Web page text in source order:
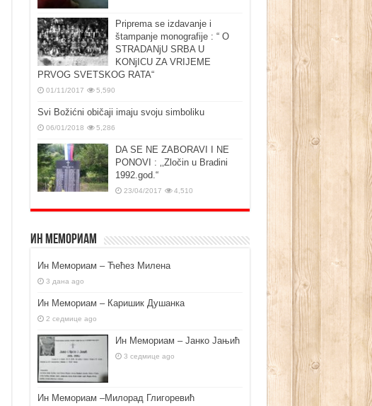
Priprema se izdavanje i
štampanje monografije : “ O
STRADANjU SRBA U
KONjICU ZA VRIJEME
PRVOG SVETSKOG RATA“
01/11/2017 5,590
Svi Božićni običaji imaju svoju simboliku
06/01/2018 5,286
DA SE NE ZABORAVI I NE
PONOVI : ‚‚Zločin u Bradini
1992.god.“
23/04/2017 4,510
Ин Мемориам
Ин Мемориам – Ћећез Милена
3 дана ago
Ин Мемориам – Каришик Душанка
2 седмице ago
Ин Мемориам – Јанко Јањић
3 седмице ago
Ин Мемориам –Милорад Глигоревић